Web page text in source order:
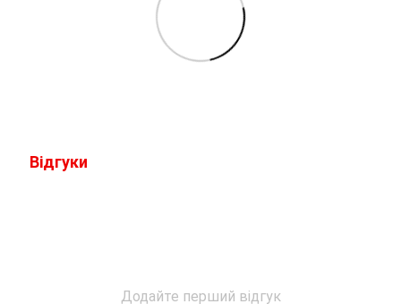
Відгуки
Додайте перший відгук